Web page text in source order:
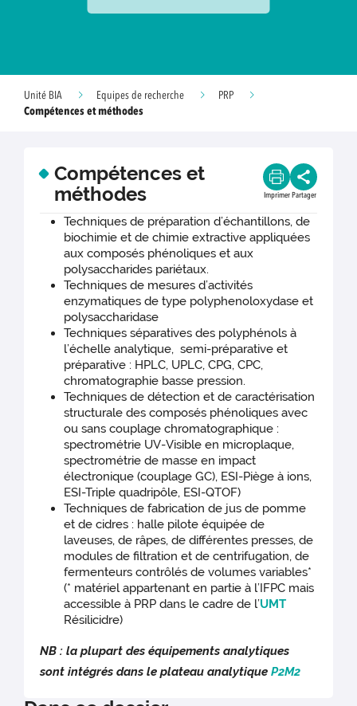
Unité BIA Equipes de recherche
PRP
Compétences et méthodes
Compétences et
méthodes
Imprimer Partager
Techniques de préparation d’échantillons, de
biochimie et de chimie extractive appliquées
aux composés phénoliques et aux
polysaccharides pariétaux.
Techniques de mesures d’activités
enzymatiques de type polyphenoloxydase et
polysaccharidase
Techniques séparatives des polyphénols à
l’échelle analytique, semi-préparative et
préparative : HPLC, UPLC, CPG, CPC,
chromatographie basse pression.
Techniques de détection et de caractérisation
structurale des composés phénoliques avec
ou sans couplage chromatographique :
spectrométrie UV-Visible en microplaque,
spectrométrie de masse en impact
électronique (couplage GC), ESI-Piège à ions,
ESI-Triple quadripôle, ESI-QTOF)
Techniques de fabrication de jus de pomme
et de cidres : halle pilote équipée de
laveuses, de râpes, de différentes presses, de
modules de filtration et de centrifugation, de
fermenteurs contrôlés de volumes variables*
(* matériel appartenant en partie à l’IFPC mais
accessible à PRP dans le cadre de l’UMT
Résilicidre)
NB : la plupart des équipements analytiques
sont intégrés dans le plateau analytiqueP2M2